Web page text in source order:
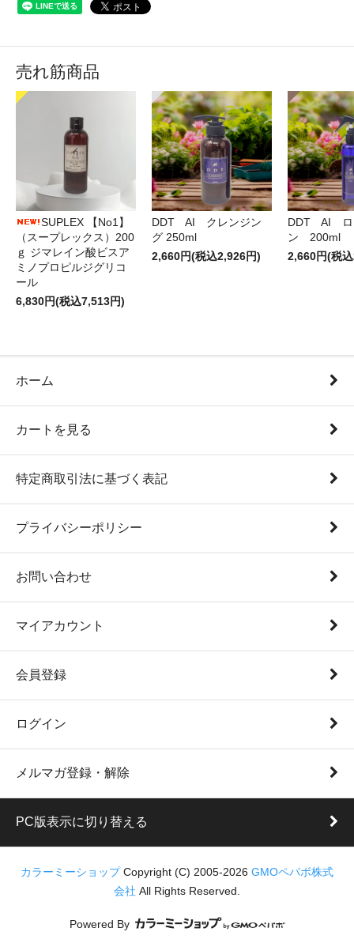
売れ筋商品
SUPLEX 【No1】
（スープレックス）200
ｇ ジマレイン酸ビスア
ミノプロピルジグリコ
ール
6,830円(税込7,513円)
DDT AI クレンジン
グ 250ml
2,660円(税込2,926円)
DDT AI ロ
ン 200ml
2,660円(税
ホーム
カートを見る
特定商取引法に基づく表記
プライバシーポリシー
お問い合わせ
マイアカウント
会員登録
ログイン
メルマガ登録・解除
PC版表示に切り替える
カラーミーショップCopyright (C) 2005-2026 GMOペパボ株式
会社 All Rights Reserved.
Powered By